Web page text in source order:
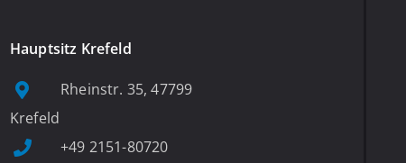
Hauptsitz Krefeld
Rheinstr. 35, 47799
Krefeld
+49 2151-80720